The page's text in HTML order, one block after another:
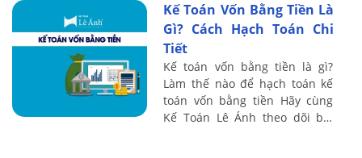
Kế toán Lê ...
Kế Toán Vốn Bằng Tiền Là
Gì? Cách Hạch Toán Chi
Tiết
Kế toán vốn bằng tiền là gì?
Làm thế nào để hạch toán kế
toán vốn bằng tiền Hãy cùng
Kế Toán Lê Ánh theo dõi bài